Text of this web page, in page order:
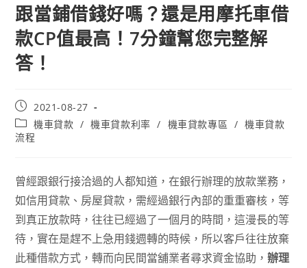
跟當鋪借錢好嗎？還是用摩托車借
款CP值最高！7分鐘幫您完整解
答！
2021-08-27
機車貸款 / 機車貸款利率 / 機車貸款專區 / 機車貸款
流程
曾經跟銀行接洽過的人都知道，在銀行辦理的放款業務，
如信用貸款、房屋貸款，需經過銀行內部的重重審核，等
到真正放款時，往往已經過了一個月的時間，這漫長的等
待，實在是趕不上急用錢週轉的時候，所以客戶往往放棄
此種借款方式，轉而向民間當舖業者尋求資金協助，辦理